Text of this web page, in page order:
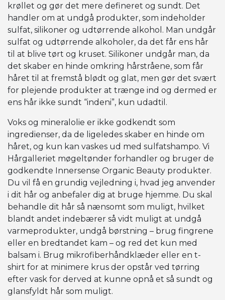
krøllet og gør det mere defineret og sundt. Det
handler om at undgå produkter, som indeholder
sulfat, silikoner og udtørrende alkohol. Man undgår
sulfat og udtørrende alkoholer, da det får ens hår
til at blive tørt og kruset. Silikoner undgår man, da
det skaber en hinde omkring hårstråene, som får
håret til at fremstå blødt og glat, men gør det svært
for plejende produkter at trænge ind og dermed er
ens hår ikke sundt “indeni”, kun udadtil.
Voks og mineralolie er ikke godkendt som
ingredienser, da de ligeledes skaber en hinde om
håret, og kun kan vaskes ud med sulfatshampo. Vi
Hårgalleriet møgeltønder forhandler og bruger de
godkendte Innersense Organic Beauty produkter.
Du vil få en grundig vejledning i, hvad jeg anvender
i dit hår og anbefaler dig at bruge hjemme. Du skal
behandle dit hår så nænsomt som muligt, hvilket
blandt andet indebærer så vidt muligt at undgå
varmeprodukter, undgå børstning – brug fingrene
eller en bredtandet kam – og red det kun med
balsam i. Brug mikrofiberhåndklæder eller en t-
shirt for at minimere krus der opstår ved tørring
efter vask for derved at kunne opnå et så sundt og
glansfyldt hår som muligt.